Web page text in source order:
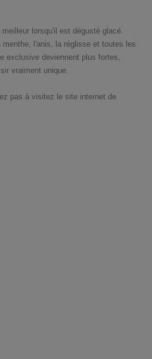
lorsqu'il est dégusté glacé.
menthe, l'anis, la réglisse et toutes les
exclusive deviennent plus fortes,
vraiment unique.
pas à visitez le site internet de